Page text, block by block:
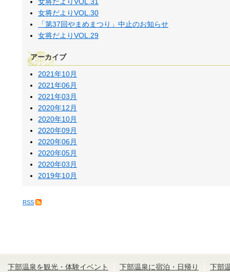
女将だよりVOL.31
女将だよりVOL.30
「第37回やまめまつり」中止のお知らせ
女将だよりVOL.29
アーカイブ
2021年10月
2021年06月
2021年03月
2020年12月
2020年10月
2020年09月
2020年06月
2020年05月
2020年03月
2019年10月
RSS
下部温泉を観光・体験イベント 下部温泉に宿泊・日帰り 下部